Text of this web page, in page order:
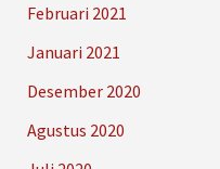
Februari 2021
Januari 2021
Desember 2020
Agustus 2020